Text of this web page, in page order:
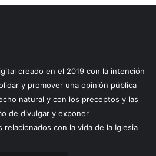
creado en el 2019 con la intención
y promover una opinión pública
natural y con los preceptos y las
de divulgar y exponer
con la vida de la Iglesia